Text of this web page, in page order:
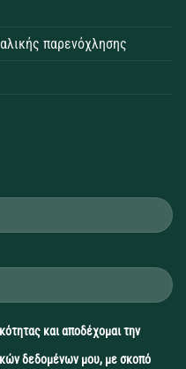
παρενόχλησης
και αποδέχομαι την
δεδομένων μου, με σκοπό